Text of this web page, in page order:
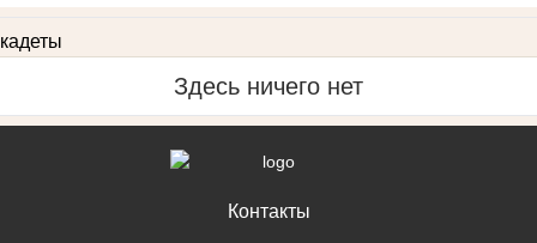
кадеты
Здесь ничего нет
Контакты